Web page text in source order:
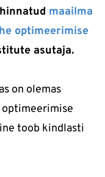
maailma
optimeerimise
asutaja.
on olemas
optimeerimise
toob kindlasti